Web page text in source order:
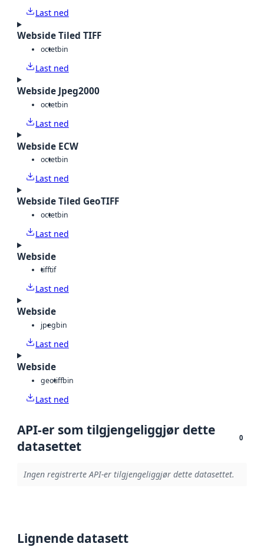
Last ned
Webside Tiled TIFF
octetbin
Last ned
Webside Jpeg2000
octetbin
Last ned
Webside ECW
octetbin
Last ned
Webside Tiled GeoTIFF
octetbin
Last ned
Webside
tifftif
Last ned
Webside
jpegbin
Last ned
Webside
geotiffbin
Last ned
API-er som tilgjengeliggjør dette
datasettet
0
Ingen registrerte API-er tilgjengeliggjør dette datasettet.
Lignende datasett